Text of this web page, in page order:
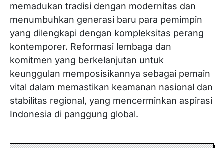
memadukan tradisi dengan modernitas dan
menumbuhkan generasi baru para pemimpin
yang dilengkapi dengan kompleksitas perang
kontemporer. Reformasi lembaga dan
komitmen yang berkelanjutan untuk
keunggulan memposisikannya sebagai pemain
vital dalam memastikan keamanan nasional dan
stabilitas regional, yang mencerminkan aspirasi
Indonesia di panggung global.